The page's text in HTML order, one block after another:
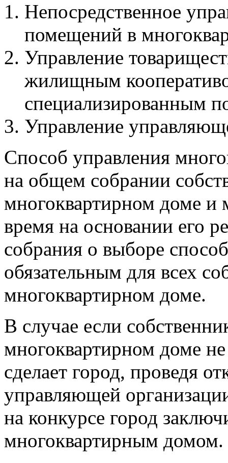
Непосредственное
помещений в
Управление
жилищным
специализированным
Управление
Способ управления
на общем собрании
многоквартирном доме и
время на основании его
собрания о выборе
обязательным для всех
многоквартирном доме.
В случае если
многоквартирном доме
сделает город, проведя
управляющей
на конкурсе город
многоквартирным домом.